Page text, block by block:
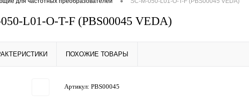
L01-O-T-F (PBS00045 VEDA)
ПОХОЖИЕ ТОВАРЫ
Артикул: PBS00045